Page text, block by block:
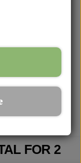
FOR 2